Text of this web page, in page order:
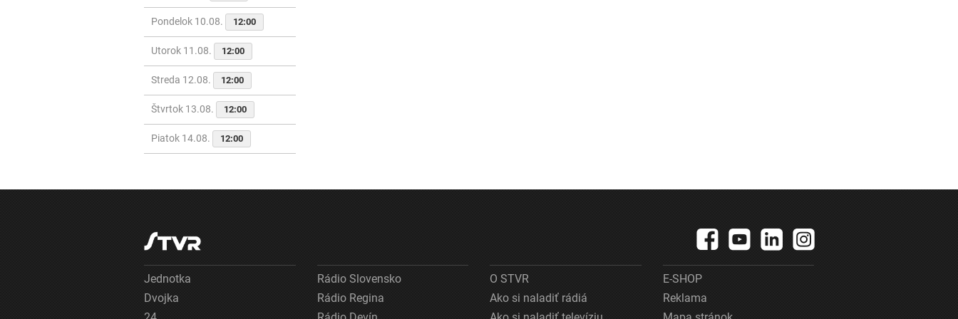
Pondelok 10.08. 12:00
Utorok 11.08. 12:00
Streda 12.08. 12:00
Štvrtok 13.08. 12:00
Piatok 14.08. 12:00
Jednotka
Dvojka
Rádio Slovensko
Rádio Regina
O STVR
Ako si naladiť rádiá
E-SHOP
Reklama